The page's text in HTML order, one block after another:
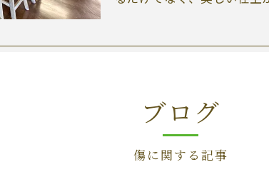
ブログ
傷に関する記事